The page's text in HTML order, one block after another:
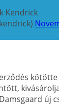
Kendrick
új